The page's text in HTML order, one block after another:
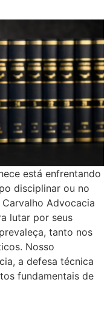
está enfrentando
disciplinar ou no
Advocacia
lutar por seus
tanto nos
Nosso
a defesa técnica
fundamentais de